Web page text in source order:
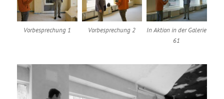
Vorbesprechung 1 Vorbesprechung 2
In Aktion in der Galerie
61